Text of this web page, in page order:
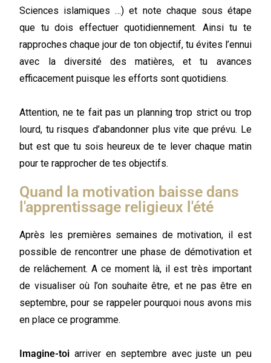
Sciences islamiques …) et note chaque sous étape
que tu dois effectuer quotidiennement. Ainsi tu te
rapproches chaque jour de ton objectif, tu évites l’ennui
avec la diversité des matières, et tu avances
efficacement puisque les efforts sont quotidiens.
Attention, ne te fait pas un planning trop strict ou trop
lourd, tu risques d’abandonner plus vite que prévu. Le
but est que tu sois heureuxde te lever chaque matin
pour terapprocher de tes objectifs.
Quand la motivation baisse dans
l'apprentissage religieux l'été
Après les premières semaines de motivation, il est
possible de rencontrer une phase de démotivation et
de relâchement. A ce moment là, il est très important
de visualiser où l’on souhaite être, et ne pas être en
septembre, pour se rappeler pourquoi nous avons mis
en place ce programme.
Imagine-toi arriver en septembre avec juste un peu